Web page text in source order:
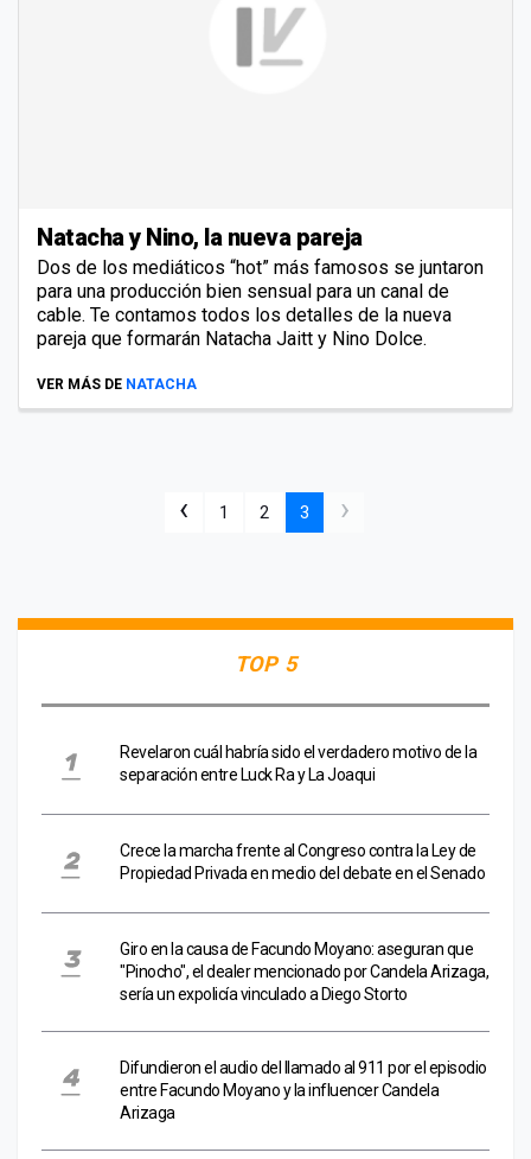
Natacha y Nino, la nueva pareja
Dos de los mediáticos “hot” más famosos se juntaron
para una producción bien sensual para un canal de
cable. Te contamos todos los detalles de la nueva
pareja que formarán Natacha Jaitt y Nino Dolce.
VER MÁS DE NATACHA
‹ 1 2 3 ›
TOP 5
Revelaron cuál habría sido el verdadero motivo de la
separación entre Luck Ra y La Joaqui
Crece la marcha frente al Congreso contra la Ley de
Propiedad Privada en medio del debate en el Senado
Giro en la causa de Facundo Moyano: aseguran que
"Pinocho", el dealer mencionado por Candela Arizaga,
sería un expolicía vinculado a Diego Storto
Difundieron el audio del llamado al 911 por el episodio
entre Facundo Moyano y la influencer Candela
Arizaga